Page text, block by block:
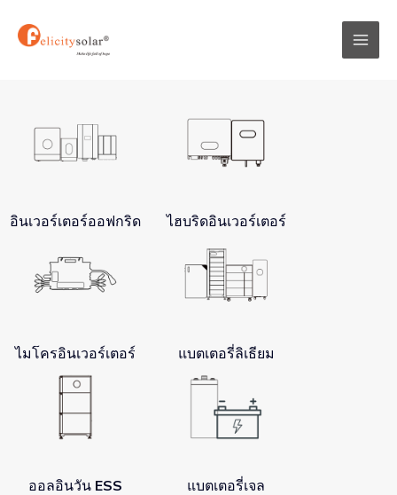
อินเวอร์เตอร์ออฟกริด ไฮบริดอินเวอร์เตอร์
ไมโครอินเวอร์เตอร์ แบตเตอรี่ลิเธียม
ออลอินวัน ESS แบตเตอรี่เจล